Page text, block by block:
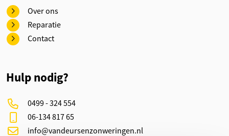
Over ons
Reparatie
Contact
Hulp nodig?
0499 - 324 554
06-134 817 65
info@vandeursenzonweringen.nl